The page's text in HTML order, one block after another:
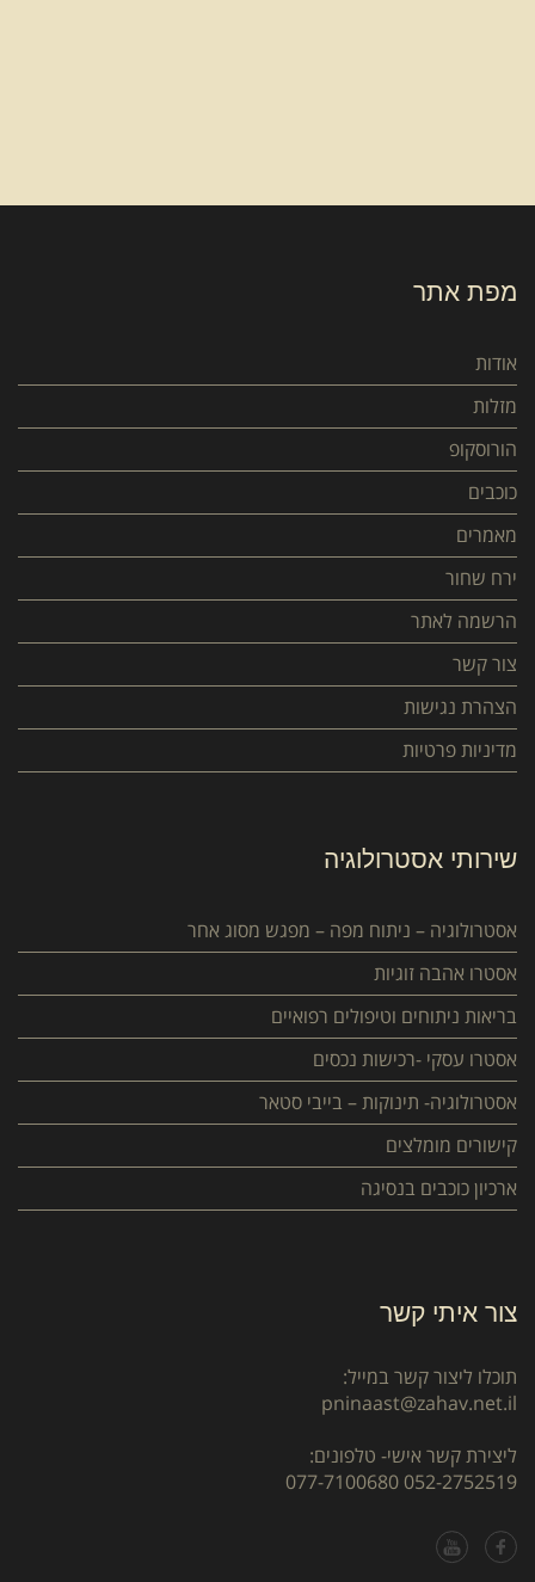
מפת אתר
אודות
מזלות
הורוסקופ
כוכבים
מאמרים
ירח שחור
הרשמה לאתר
צור קשר
הצהרת נגישות
מדיניות פרטיות
שירותי אסטרולוגיה
אסטרולוגיה – ניתוח מפה – מפגש מסוג אחר
אסטרו אהבה זוגיות
בריאות ניתוחים וטיפולים רפואיים
אסטרו עסקי -רכישות נכסים
אסטרולוגיה- תינוקות – בייבי סטאר
קישורים מומלצים
ארכיון כוכבים בנסיגה
צור איתי קשר
תוכלו ליצור קשר במייל:
pninaast@zahav.net.il
ליצירת קשר אישי- טלפונים:
052-2752519
077-7100680